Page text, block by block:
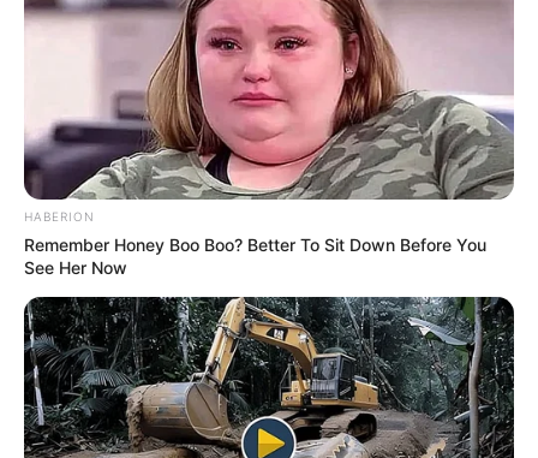
HABERION
Remember Honey Boo Boo? Better To Sit Down Before You
See Her Now